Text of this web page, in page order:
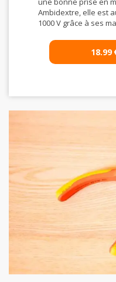
Ambidextre, elle est
1000 V grâce à ses
18.99